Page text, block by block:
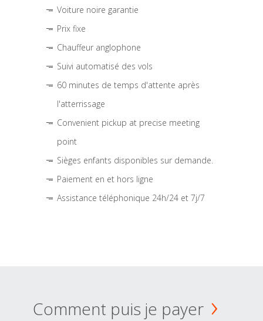
Voiture noire garantie
Prix fixe
Chauffeur anglophone
Suivi automatisé des vols
60 minutes de temps d'attente après
l'atterrissage
Convenient pickup at precise meeting
point
Sièges enfants disponibles sur demande.
Paiement en et hors ligne
Assistance téléphonique 24h/24 et 7j/7
Comment puis je payer